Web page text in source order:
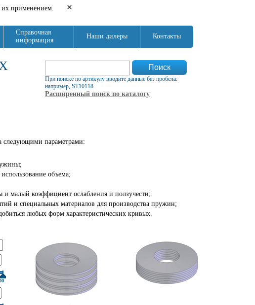
их применением. ×
Справочная
информация
Наши дилеры Контакты
Форма поиска
Поиск
При поиске по артикулу вводите данные без пробела:
например, ST10118
Расширенный поиск по каталогу
следующими параметрами:
объема;
малый коэффициент ослабления и ползучести;
и специальных материалов для производства пружин;
любых форм характеристических кривых.